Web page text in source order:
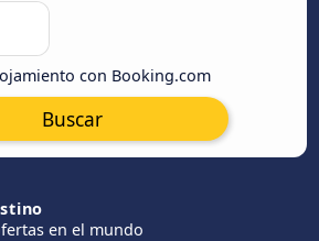
con Booking.com
Buscar
en el mundo